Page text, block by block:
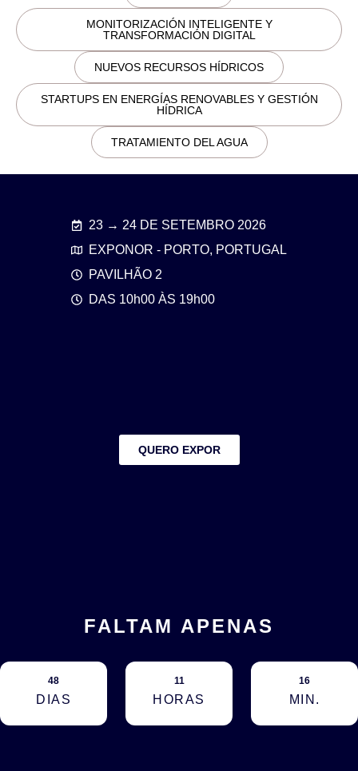
MONITORIZACIÓN INTELIGENTE Y
TRANSFORMACIÓN DIGITAL
NUEVOS RECURSOS HÍDRICOS
STARTUPS EN ENERGÍAS RENOVABLES Y GESTIÓN
HÍDRICA
TRATAMIENTO DEL AGUA
23 → 24 DE SETEMBRO 2026
EXPONOR - PORTO, PORTUGAL
PAVILHÃO 2
DAS 10h00 ÀS 19h00
QUERO EXPOR
FALTAM APENAS
48
DIAS
11
HORAS
16
MIN.